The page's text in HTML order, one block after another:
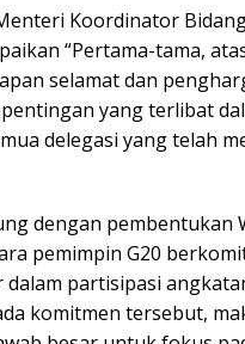
Koordinator
“Pertama-tama,
selamat dan
yang terlibat
delegasi yang telah
dengan pembentukan
pemimpin G20
partisipasi
komitmen tersebut,